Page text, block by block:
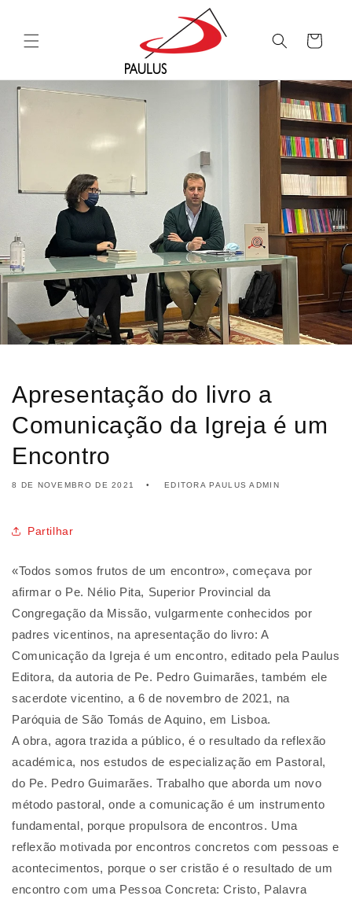
conteúdo
Carrinho
Apresentação do livro a
Comunicação da Igreja é um
Encontro
8 DE NOVEMBRO DE 2021 EDITORA PAULUS ADMIN
Partilhar
«Todos somos frutos de um encontro», começava por
afirmar o Pe. Nélio Pita, Superior Provincial da
Congregação da Missão, vulgarmente conhecidos por
padres vicentinos, na apresentação do livro: A
Comunicação da Igreja é um encontro, editado pela Paulus
Editora, da autoria de Pe. Pedro Guimarães, também ele
sacerdote vicentino, a 6 de novembro de 2021, na
Paróquia de São Tomás de Aquino, em Lisboa.
A obra, agora trazida a público, é o resultado da reflexão
académica, nos estudos de especialização em Pastoral,
do Pe. Pedro Guimarães. Trabalho que aborda um novo
método pastoral, onde a comunicação é um instrumento
fundamental, porque propulsora de encontros. Uma
reflexão motivada por encontros concretos com pessoas e
acontecimentos, porque o ser cristão é o resultado de um
encontro com uma Pessoa Concreta: Cristo, Palavra